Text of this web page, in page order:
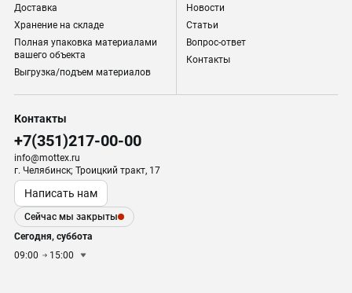
Доставка
Хранение на складе
Полная упаковка материалами
вашего объекта
Выгрузка/подъем материалов
Новости
Статьи
Вопрос-ответ
Контакты
Контакты
+7(351)217-00-00
info@mottex.ru
г. Челябинск; Троицкий тракт, 17
Написать нам
Сейчас мы закрыты
Сегодня, суббота
09:00
15:00